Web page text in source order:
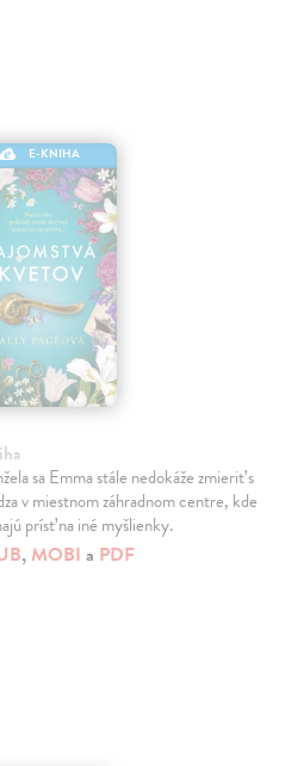
E-KNIHA
sa Emma stále nedokáže zmieriť s
v miestnom záhradnom centre, kde
prísť na iné myšlienky.
, MOBI a PDF